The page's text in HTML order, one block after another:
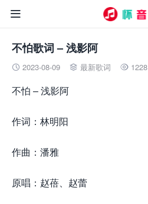

不怕歌词 – 浅影阿
 2023-08-09  最新歌词  1228
不怕 – 浅影阿
作词：林明阳
作曲：潘雅
原唱：赵蓓、赵蕾